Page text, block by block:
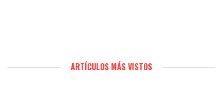
ARTÍCULOS MÁS VISTOS